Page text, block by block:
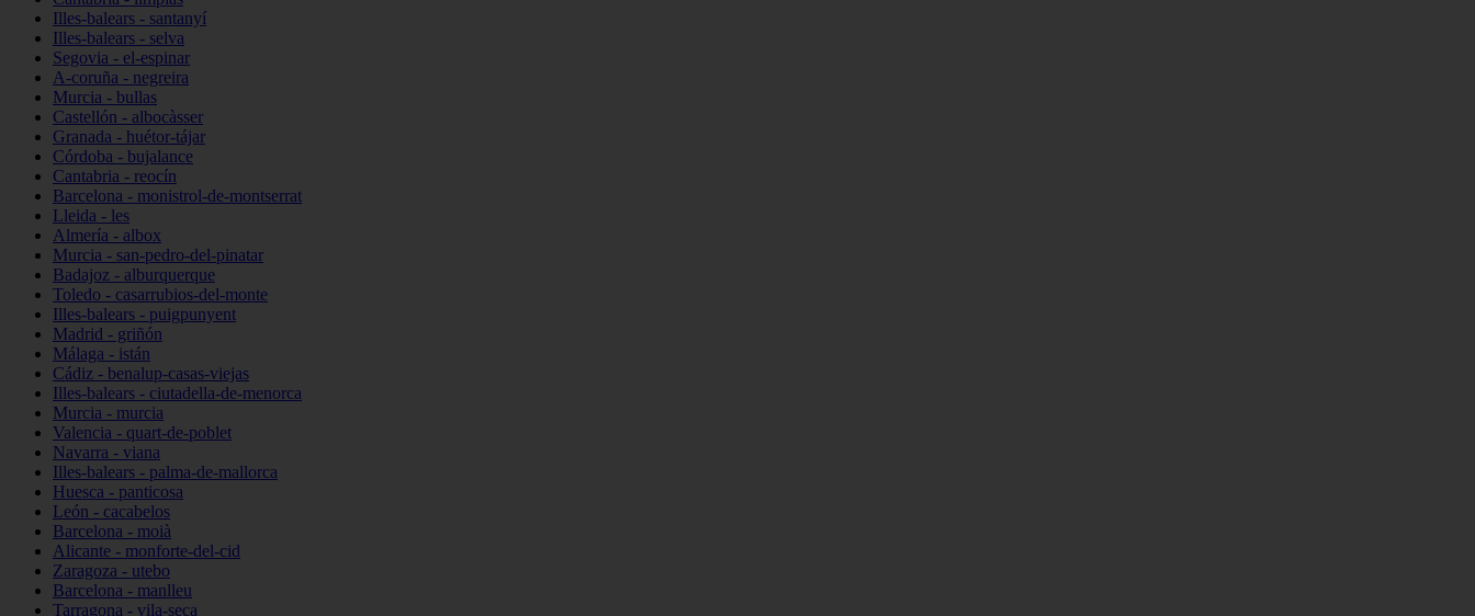
Illes-balears - santanyí
Illes-balears - selva
Segovia - el-espinar
A-coruña - negreira
Murcia - bullas
Castellón - albocàsser
Granada - huétor-tájar
Córdoba - bujalance
Cantabria - reocín
Barcelona - monistrol-de-montserrat
Lleida - les
Almería - albox
Murcia - san-pedro-del-pinatar
Badajoz - alburquerque
Toledo - casarrubios-del-monte
Illes-balears - puigpunyent
Madrid - griñón
Málaga - istán
Cádiz - benalup-casas-viejas
Illes-balears - ciutadella-de-menorca
Murcia - murcia
Valencia - quart-de-poblet
Navarra - viana
Illes-balears - palma-de-mallorca
Huesca - panticosa
León - cacabelos
Barcelona - moià
Alicante - monforte-del-cid
Zaragoza - utebo
Barcelona - manlleu
Tarragona - vila-seca